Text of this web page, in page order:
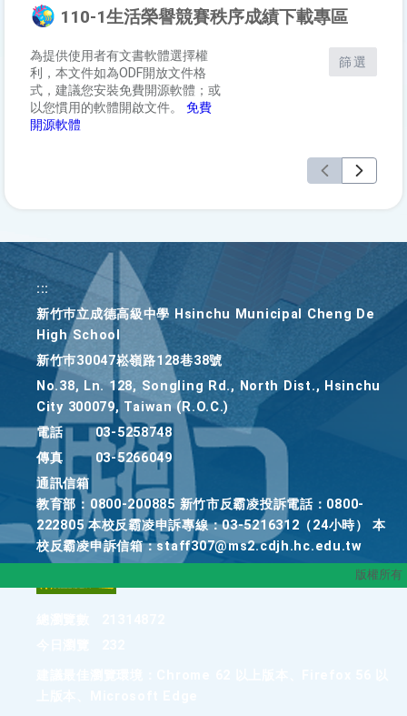
110-1生活榮譽競賽秩序成績下載專區
為提供使用者有文書軟體選擇權
利，本文件如為ODF開放文件格
式，建議您安裝免費開源軟體；或
以您慣用的軟體開啟文件。 免費
開源軟體
篩選
:::
新竹巿立成德高級中學 Hsinchu Municipal Cheng De
High School
新竹巿30047崧嶺路128巷38號
No.38, Ln. 128, Songling Rd., North Dist., Hsinchu
City 300079, Taiwan (R.O.C.)
電話
03-5258748
傳真
03-5266049
通訊信箱
教育部：0800-200885 新竹市反霸凌投訴電話：0800-
222805 本校反霸凌申訴專線：03-5216312（24小時） 本
校反霸凌申訴信箱：staff307@ms2.cdjh.hc.edu.tw
版權所有